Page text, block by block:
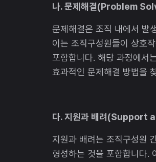
나. 문제해결(Problem
문제해결은 조직 내에서 발
이는 조직구성원들이 상호
포함합니다. 해당 과정에서
효과적인 문제해결 방법을
다. 지원과 배려
지원과 배려는 조직구성원
형성하는 것을 포함합니다.